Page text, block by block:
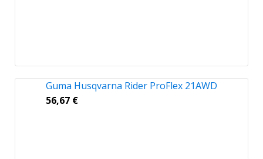
Guma Husqvarna Rider ProFlex 21AWD
56,67 €